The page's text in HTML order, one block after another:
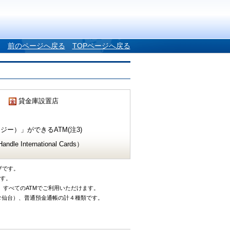
前のページへ戻る TOPページへ戻る
貸金庫設置店
ー）」ができるATM(注3)
International Cards）
す。
。
べてのATMでご利用いただけます。
台）、普通預金通帳の計４種類です。